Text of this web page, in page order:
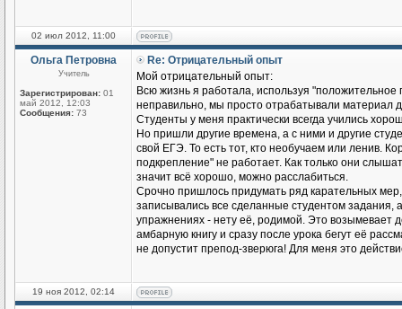
02 июл 2012, 11:00
Ольга Петровна
Учитель
Зарегистрирован: 01
май 2012, 12:03
Сообщения: 73
Re: Отрицательный опыт
Мой отрицательный опыт:
Всю жизнь я работала, используя "положительное
неправильно, мы просто отрабатывали материал
Студенты у меня практически всегда учились
Но пришли другие времена, а с ними и другие
свой ЕГЭ. То есть тот, кто необучаем или ленив.
подкрепление" не работает. Как только они
значит всё хорошо, можно расслабиться.
Срочно пришлось придумать ряд карательных
записывались все сделанные студентом задания,
упражнениях - нету её, родимой. Это возымевает
амбарную книгу и сразу после урока бегут её
не допустит препод-зверюга! Для меня это
19 ноя 2012, 02:14